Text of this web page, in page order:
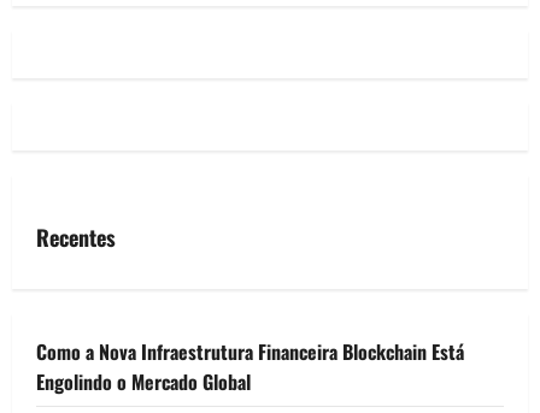
Recentes
Como a Nova Infraestrutura Financeira Blockchain Está
Engolindo o Mercado Global